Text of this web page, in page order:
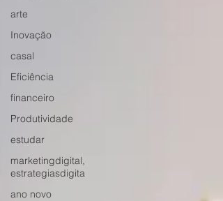
arte
Inovação
casal
Eficiência
financeiro
Produtividade
estudar
marketingdigital,
estrategiasdigita
ano novo